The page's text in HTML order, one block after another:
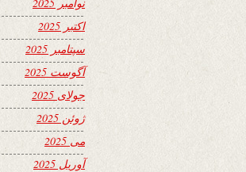
اکتبر 2025
سپتامبر 2025
آگوست 2025
جولای 2025
ژوئن 2025
می 2025
آوریل 2025